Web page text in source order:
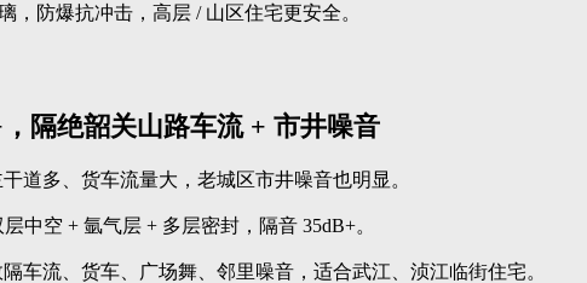
，防爆抗冲击，高层 / 山区住宅更安全。
，隔绝韶关山路车流 + 市井噪音
道多、货车流量大，老城区市井噪音也明显。
中空 + 氩气层 + 多层密封，隔音 35dB+。
车流、货车、广场舞、邻里噪音，适合武江、浈江临街住宅。